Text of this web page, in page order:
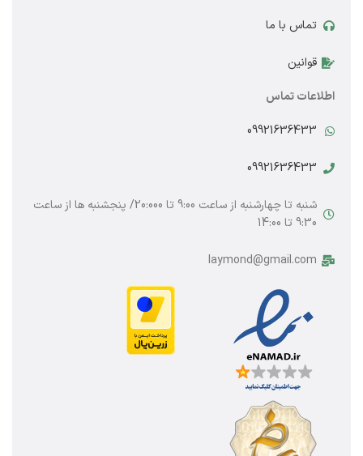
تماس با ما
قوانین
اطلاعات تماس
09921636433
09921636433
شنبه تا چهارشنبه از ساعت 9:00 تا 20:000/ پنجشنبه ها از ساعت
9:30 تا 14:00
laymond@gmail.com